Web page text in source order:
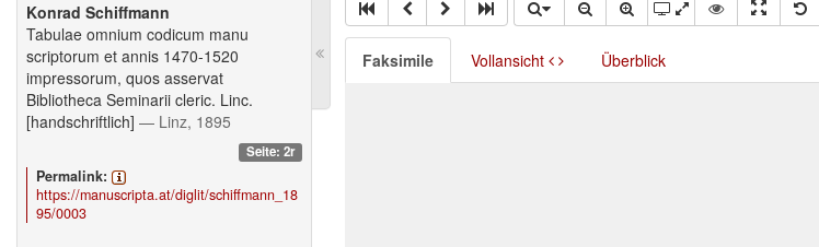
Konrad Schiffmann
Tabulae omnium codicum manu
scriptorum et annis 1470-1520
impressorum, quos asservat
Bibliotheca Seminarii cleric. Linc.
[handschriftlich] — Linz, 1895
Seite: 2r
Permalink:
https://manuscripta.at/diglit/schiffmann_18
95/0003
Faksimile Vollansicht Überblick